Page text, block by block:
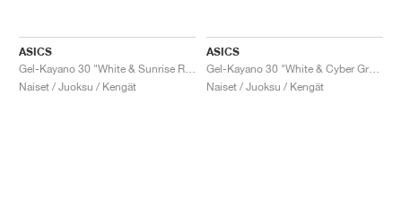
ASICS
Naiset / Juoksu / Kengät
ASICS
Naiset / Juoksu / Kengät